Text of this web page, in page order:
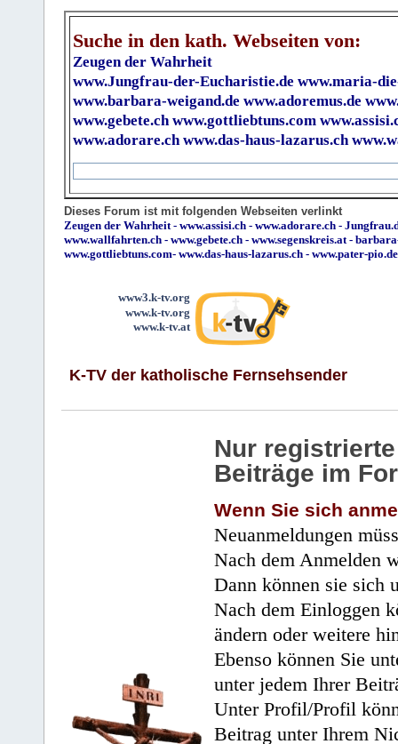
Suche in den kath. Webseiten von:
Zeugen der Wahrheit
www.Jungfrau-der-Eucharistie.de www.maria-
www.barbara-weigand.de www.adoremus.de
www.gebete.ch www.gottliebtuns.com
www.adorare.ch www.das-haus-lazarus.ch
Dieses Forum ist mit folgenden Webseiten verlinkt
Zeugen der Wahrheit - www.assisi.ch - www.adorare.ch -
www.wallfahrten.ch - www.gebete.ch - www.segenskreis.at -
www.gottliebtuns.com- www.das-haus-lazarus.ch - www.pater-pio.de
www3.k-tv.org
www.k-tv.org
www.k-tv.at
K-TV der katholische Fernsehsender
Nur
Beiträge im
Wenn Sie sich
Neuanmeldungen
Nach dem Anmelden
Dann können sie sich
Nach dem Einloggen
ändern oder weitere
Ebenso können Sie
unter jedem Ihrer
Unter Profil/Profil
Beitrag unter Ihrem